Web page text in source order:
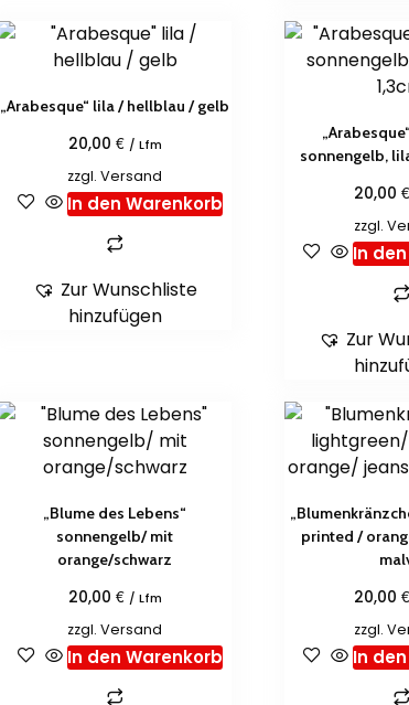
„Arabesque“ lila / hellblau / gelb
20,00 € / Lfm
zzgl.Versand
In den Warenkorb
Zur Wunschliste
hinzufügen
sonnengelb,
20,00€
zzgl.
In
Zur
„Blume des Lebens“
sonnengelb/ mit
orange/schwarz
20,00 € / Lfm
zzgl.Versand
In den Warenkorb
printed /
20,00€
zzgl.
In